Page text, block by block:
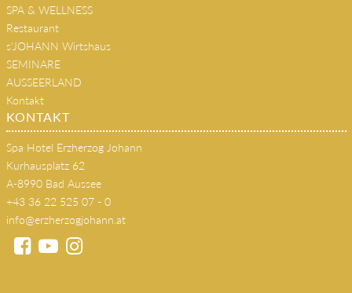
SPA & WELLNESS
Restaurant
s'JOHANN Wirtshaus
SEMINARE
AUSSEERLAND
Kontakt
KONTAKT
Spa Hotel Erzherzog Johann
Kurhausplatz 62
A-8990 Bad Aussee
+43 36 22 525 07 - 0
info@erzherzogjohann.at